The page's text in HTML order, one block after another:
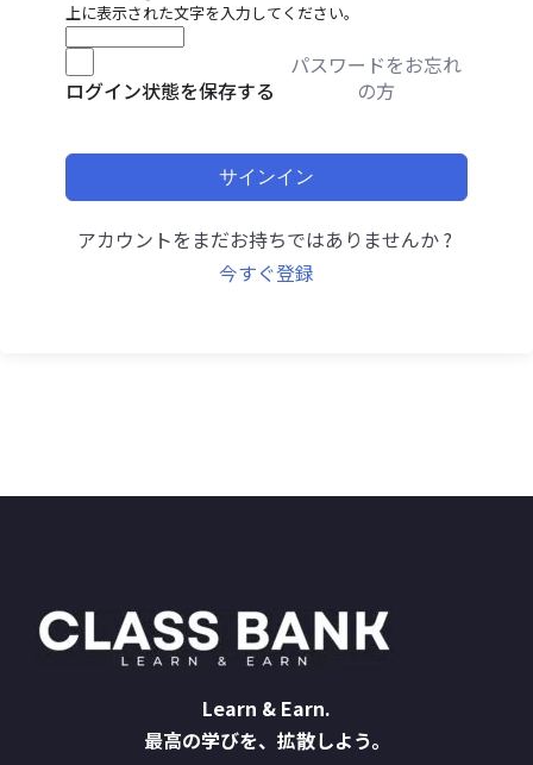
上に表示された文字を入力してください。
ログイン状態を保存する
パスワードをお忘れ
の方
サインイン
アカウントをまだお持ちではありませんか ?
今すぐ登録
Learn & Earn.
最高の学びを、拡散しよう。